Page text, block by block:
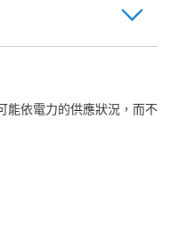
能依電力的供應狀況，而不